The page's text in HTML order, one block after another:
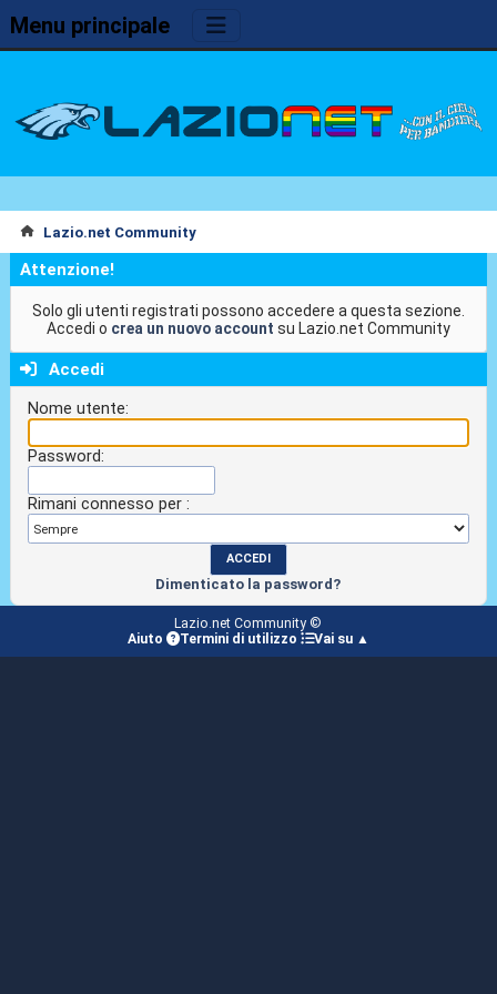
Menu principale
Lazio.net Community
Attenzione!
Solo gli utenti registrati possono accedere a questa sezione.
Accedi o crea un nuovo account su Lazio.net Community
Accedi
Nome utente:
Password:
Rimani connesso per :
Dimenticato la password?
Lazio.net Community ©
Aiuto
Termini di utilizzo Vai su ▲